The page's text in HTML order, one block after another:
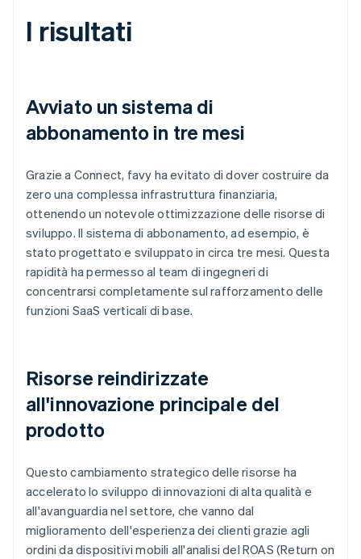
I risultati
Avviato un sistema di
abbonamento in tre mesi
Grazie a Connect, favy ha evitato di dover costruire da
zero una complessa infrastruttura finanziaria,
ottenendo un notevole ottimizzazione delle risorse di
sviluppo. Il sistema di abbonamento, ad esempio, è
stato progettato e sviluppato in circa tre mesi. Questa
rapidità ha permesso al team di ingegneri di
concentrarsi completamente sul rafforzamento delle
funzioni SaaS verticali di base.
Risorse reindirizzate
all'innovazione principale del
prodotto
Questo cambiamento strategico delle risorse ha
accelerato lo sviluppo di innovazioni di alta qualità e
all'avanguardia nel settore, che vanno dal
miglioramento dell'esperienza dei clienti grazie agli
ordini da dispositivi mobili all'analisi del ROAS (Return on